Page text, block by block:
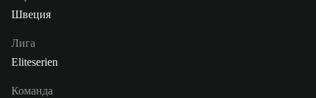
Швеция
Лига
Eliteserien
Команда